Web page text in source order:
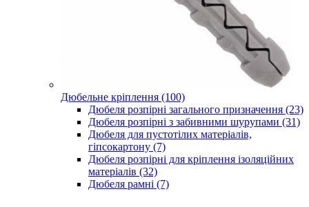
Дюбельне кріплення (100)
Дюбеля розпірні загального призначення (23)
Дюбеля розпірні з забивними шурупами (31)
Дюбеля для пустотілих матеріалів,
гіпсокартону (7)
Дюбеля розпірні для кріплення ізоляційних
матеріалів (32)
Дюбеля рамні (7)